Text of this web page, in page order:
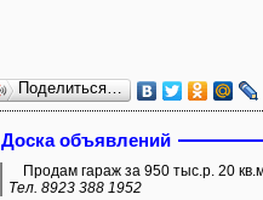
Поделиться…
Доска объявлений
Продам гараж за 950 тыс.р. 20
Тел. 8923 388 1952